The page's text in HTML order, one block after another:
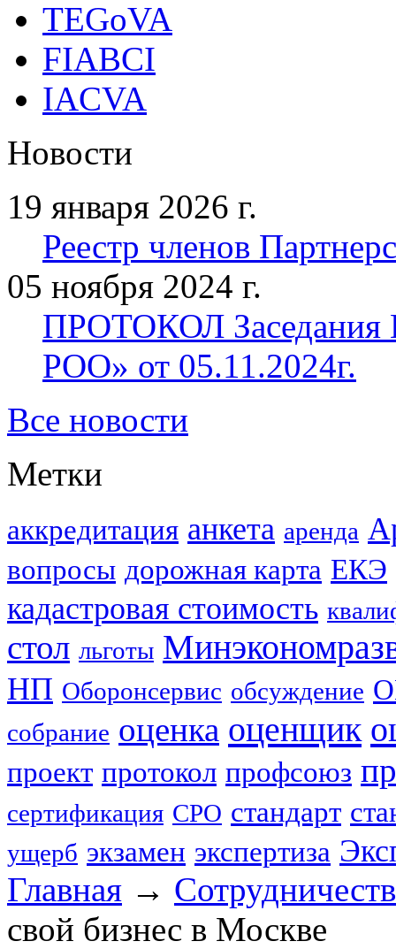
TEGoVA
FIABCI
IACVA
Новости
19 января 2026 г.
Реестр членов
05 ноября 2024 г.
ПРОТОКОЛ Заседания
РОО» от 05.11.2024г.
Все новости
Метки
аккредитация анкета аренда
вопросы дорожная карта ЕКЭ
кадастровая стоимость
стол льготы
НП Оборонсервис обсуждение
собрание оценка оценщик
проект протокол профсоюз
сертификация СРО стандарт
ущерб экзамен экспертиза
Главная →
свой бизнес в Москве